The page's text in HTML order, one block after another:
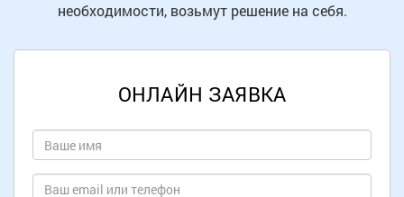
необходимости, возьмут решение на себя.
ОНЛАЙН ЗАЯВКА